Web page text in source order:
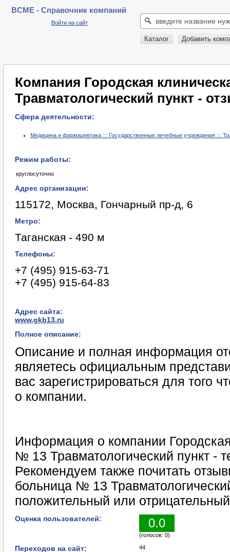
BCME - Справочник компаний
Войти на сайт
Каталог Добавить
Компания Городская
Травматологический пункт -
Сфера деятельности:
Медицина и фармацевтика ::: Государственные лечебные учреждения :::
Режим работы:
круглосуточно
Адрес организации:
115172, Москва, Гончарный пр-д, 6
Метро:
Таганская - 490 м
Телефоны:
+7 (495) 915-63-71
+7 (495) 915-64-83
Адрес сайта:
www.gkb13.ru
Полное описание:
Описание и полная информация
являетесь официальным
вас зарегистрироваться для того
о компании.
Информация о компании
№ 13 Травматологический пункт -
Рекомендуем также почитать
больница № 13
положительный или
Оценка пользователей: 0.0
(голосов: 0)
Переходов на сайт: 44